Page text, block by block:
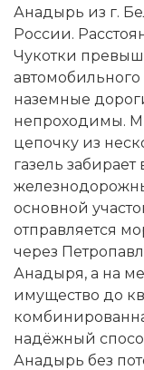
Анадырь из г.
России.
Чукотки
наземные
непроходимы.
цепочку из
газель
основной
отправляется
через
Анадыря, а на
имущество до
надёжный
Анадырь без